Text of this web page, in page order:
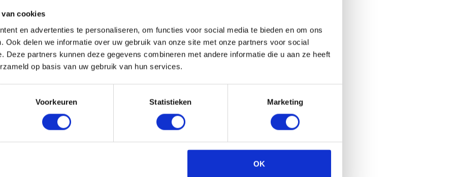
van cookies
en advertenties te personaliseren, om functies voor social media te bieden en om ons
Ook delen we informatie over uw gebruik van onze site met onze partners voor social
Deze partners kunnen deze gegevens combineren met andere informatie die u aan ze heeft
op basis van uw gebruik van hun services.
Voorkeuren Statistieken Marketing
OK
montage isolatiedaken
Montage natuurleien en eternitleien
Koper-, lood- en zinkwerken
Vernieuwen van boeidelen in hout
Wat onze klanten zeggen